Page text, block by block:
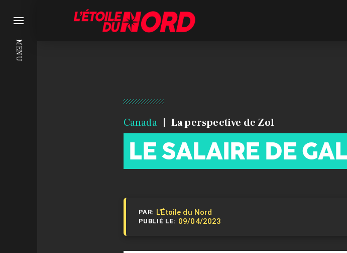
MENU
Canada La perspective de Zol
LE SALAIRE DE
PAR: L'Étoile du Nord
PUBLIÉ LE: 09/04/2023